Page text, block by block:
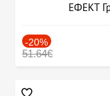
ЕФЕКТ
-20%
51.64€